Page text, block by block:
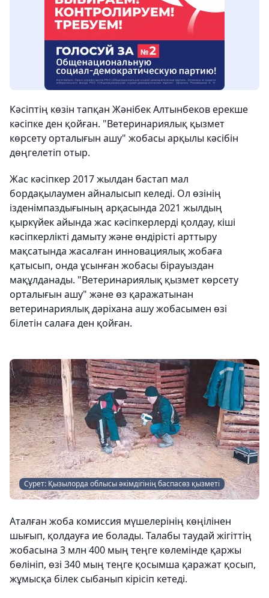
Кәсіптің көзін тапқан Жәнібек Алтынбеков ерекше
кәсіпке ден қойған. "Ветеринариялық қызмет
көрсету орталығын ашу" жобасы арқылы кәсібін
дөңгелетіп отыр.
Жас кәсіпкер 2017 жылдан бастап мал
бордақылаумен айналысып келеді. Ол өзінің
ізденімпаздығының арқасында 2021 жылдың
қыркүйек айында жас кәсіпкерлерді қолдау, кіші
кәсіпкерлікті дамыту және өндірісті арттыру
мақсатында жасалған инновациялық жобаға
қатысып, онда ұсынған жобасы бірауыздан
мақұлданады. "Ветеринариялық қызмет көрсету
орталығын ашу" және өз қаражатынан
ветеринариялық дәріхана ашу жобасымен өзі
білетін салаға ден қойған.
Сурет: Қызылорда облысы әкімдігінің баспасөз қызметі
Аталған жоба комиссия мүшелерінің көңілінен
шығып, қолдауға ие болады. Талабы таудай жігіттің
жобасына 3 млн 400 мың теңге көлемінде қаржы
бөлініп, өзі 340 мың теңге қосымша қаражат қосып,
жұмысқа білек сыбанып кірісіп кетеді.